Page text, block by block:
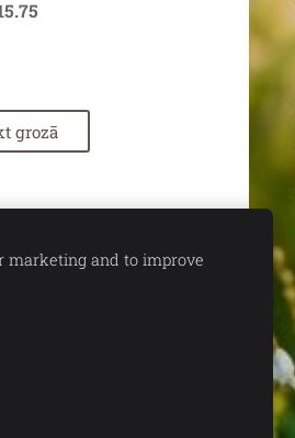
grozā
marketing and to improve